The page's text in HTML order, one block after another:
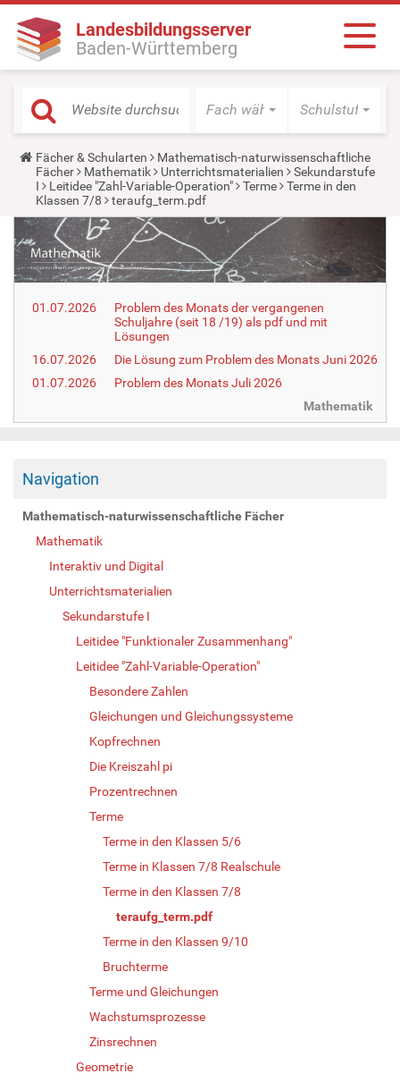
Landesbildungsserver
Baden-Württemberg
Fach wählen Schulstufe
Y
o
u
a
r
e
h
e
r
e
Fächer & Schularten
Mathematisch-naturwissenschaftliche
Fächer
Mathematik Unterrichtsmaterialien
Sekundarstufe
I
Leitidee "Zahl-Variable-Operation" Terme
Terme in den
Klassen 7/8
teraufg_term.pdf
01.07.2026
Problem des Monats der vergangenen
Schuljahre (seit 18 /19) als pdf und mit
Lösungen
16.07.2026
Die Lösung zum Problem des Monats Juni 2026
01.07.2026
Problem des Monats Juli 2026
Mathematik
Navigation
Mathematisch-naturwissenschaftliche Fächer
Mathematik
Interaktiv und Digital
Unterrichtsmaterialien
Sekundarstufe I
Leitidee "Funktionaler Zusammenhang"
Leitidee "Zahl-Variable-Operation"
Besondere Zahlen
Gleichungen und Gleichungssysteme
Kopfrechnen
Die Kreiszahl pi
Prozentrechnen
Terme
Terme in den Klassen 5/6
Terme in Klassen 7/8 Realschule
Terme in den Klassen 7/8
teraufg_term.pdf
Terme in den Klassen 9/10
Bruchterme
Terme und Gleichungen
Wachstumsprozesse
Zinsrechnen
Geometrie